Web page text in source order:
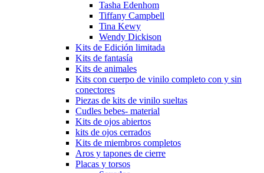
Tasha Edenhom
Tiffany Campbell
Tina Kewy
Wendy Dickison
Kits de Edición limitada
Kits de fantasía
Kits de animales
Kits con cuerpo de vinilo completo con y sin
conectores
Piezas de kits de vinilo sueltas
Cudles bebes- material
Kits de ojos abiertos
kits de ojos cerrados
Kits de miembros completos
Aros y tapones de cierre
Placas y torsos